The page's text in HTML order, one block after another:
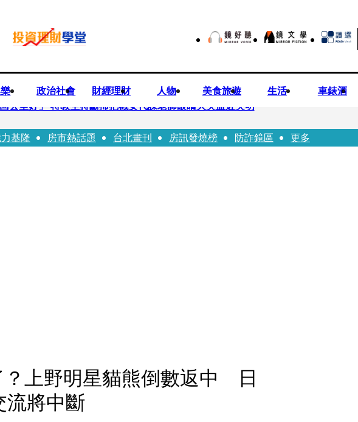
政治社會 財經理財 人物 美食旅遊 生活 車錶酒
回去坐好」 特教生持斷掃把戳女代課老師眼睛大失血近失明
員工4月就反映毒油 中聯高層隱匿鐵證曝光
基隆 房市熱話題 台北畫刊 房訊發燒榜 防詐鏡區 更多
？上野明星貓熊倒數返中 日
流將中斷